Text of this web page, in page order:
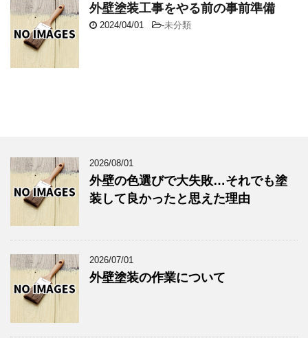
外壁塗装工事をやる前の事前準備
2024/04/01 -未分類
2026/08/01
外壁の色選びで大失敗…それでも塗
装して良かったと思えた理由
2026/07/01
外壁塗装の作業について